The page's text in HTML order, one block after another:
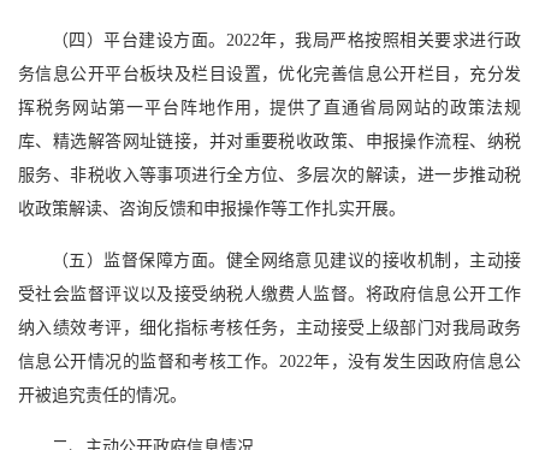
（四）平台建设方面。2022年，我局严格按照相关要求进行政
务信息公开平台板块及栏目设置，优化完善信息公开栏目，充分发
挥税务网站第一平台阵地作用，提供了直通省局网站的政策法规
库、精选解答网址链接，并对重要税收政策、申报操作流程、纳税
服务、非税收入等事项进行全方位、多层次的解读，进一步推动税
收政策解读、咨询反馈和申报操作等工作扎实开展。
（五）监督保障方面。健全网络意见建议的接收机制，主动接
受社会监督评议以及接受纳税人缴费人监督。将政府信息公开工作
纳入绩效考评，细化指标考核任务，主动接受上级部门对我局政务
信息公开情况的监督和考核工作。2022年，没有发生因政府信息公
开被追究责任的情况。